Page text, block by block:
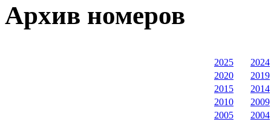
Архив номеров
2025
2024
2020
2019
2015
2014
2010
2009
2005
2004